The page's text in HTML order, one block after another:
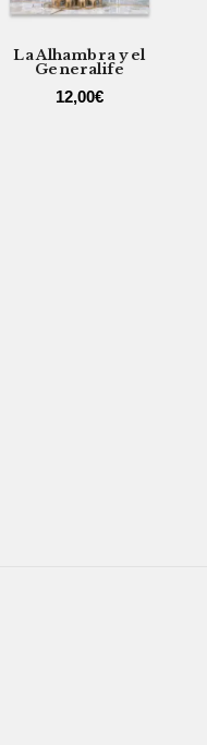
La Alhambra y el
Generalife
12,00€